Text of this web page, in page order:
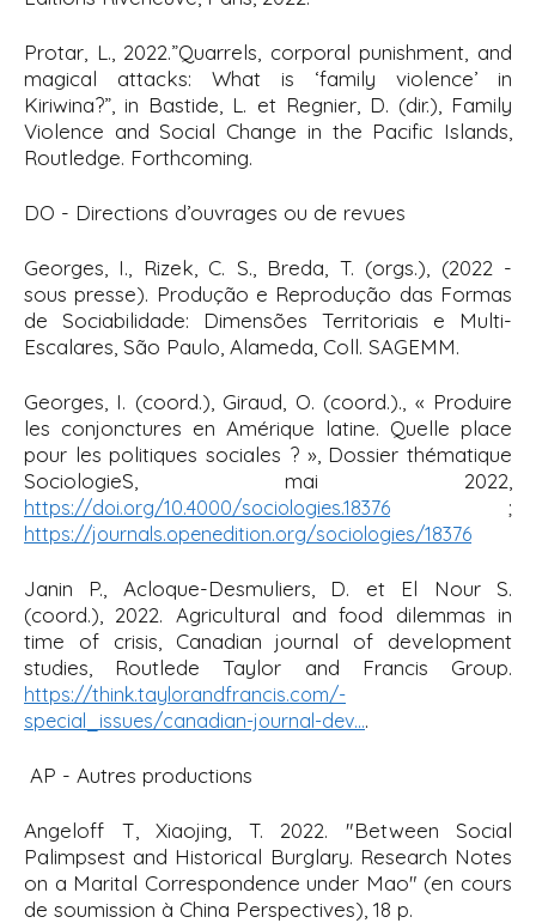
Protar, L., 2022.”Quarrels, corporal punishment, and
magical attacks: What is ‘family violence’ in
Kiriwina?”, in Bastide, L. et Regnier, D. (dir.), Family
Violence and Social Change in the Pacific Islands
Routledge. Forthcoming.
DO - Directions d’ouvrages ou de revues
Georges, I., Rizek, C. S., Breda, T. (orgs.), (2022 -
sous presse). Produção e Reprodução das Formas
de Sociabilidade: Dimensões Territoriais e Multi-
Escalares, São Paulo, Alameda, Coll. SAGEMM.
Georges, I. (coord.), Giraud, O. (coord.)., « Produire
les conjonctures en Amérique latine. Quelle place
pour les politiques sociales ? », Dossier thématique
SociologieS, mai 2022,
https://doi.org/10.4000/sociologies.18376 ;
https://journals.openedition.org/sociologies/18376
Janin P., Acloque-Desmuliers, D. et El Nour S.
(coord.), 2022. Agricultural and food dilemmas in
time of crisis, Canadian journal of development
studies, Routlede Taylor and Francis Group.
https://think.taylorandfrancis.com/-
special_issues/canadian-journal-dev….
AP - Autres productions
Angeloff T, Xiaojing, T. 2022. "Between Social
Palimpsest and Historical Burglary. Research Notes
on a Marital Correspondence under Mao" (en cours
de soumission à China Perspectives), 18 p.